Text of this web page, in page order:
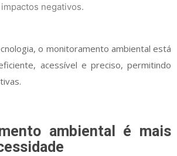
negativos.
o monitoramento ambiental está
acessível e preciso, permitindo
ambiental é mais